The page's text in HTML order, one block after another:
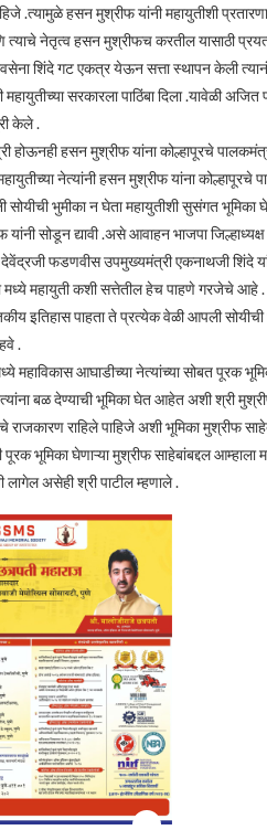
.त्यामुळे हसन मुश्रीफ यांनी महायुतीशी
त्याचे नेतृत्व हसन मुश्रीफच करतील यासाठी
शिंदे गट एकत्र येऊन सत्ता स्थापन केली
सरकारला पाठिंबा दिला .यावेळी
केले .
होऊनही हसन मुश्रीफ यांना कोल्हापूरचे
नेत्यांनी हसन मुश्रीफ यांना
सोयीची भुमीका न घेता महायुतीशी सुसंगत
सोडून द्यावी .असे आवाहन भाजपा
देवेंद्रजी फडणवीस उपमुख्यमंत्री एकनाथजी शिंदे
मध्ये महायुती कशी सत्तेतील हेच पाहणे गरजेचे आहे .
इतिहास पाहता ते प्रत्येक वेळी आपली
.
महाविकास आघाडीच्या नेत्यांच्या सोबत पूरक
बळ देण्याची भूमिका घेत आहेत अशी श्री
राजकारण राहिले पाहिजे अशी भूमिका मुश्रीफ
पूरक भूमिका घेणाऱ्या मुश्रीफ साहेबांबद्दल
लागेल असेही श्री पाटील म्हणाले .